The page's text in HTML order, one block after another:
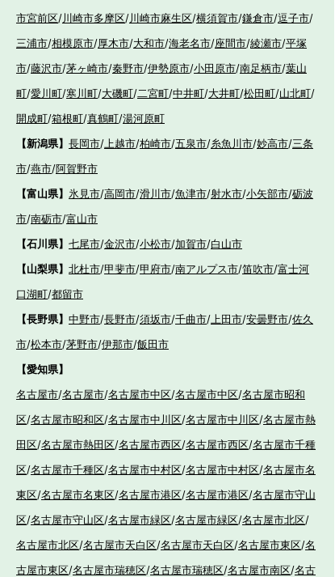
市宮前区/川崎市多摩区/川崎市麻生区/横須賀市/鎌倉市/逗子市/
三浦市/相模原市/厚木市/大和市/海老名市/座間市/綾瀬市/平塚
市/藤沢市/茅ヶ崎市/秦野市/伊勢原市/小田原市/南足柄市/葉山
町/愛川町/寒川町/大磯町/二宮町/中井町/大井町/松田町/山北町/
開成町/箱根町/真鶴町/湯河原町
【新潟県】 長岡市/ 上越市/柏崎市/五泉市/糸魚川市/妙高市/三条
市/燕市/阿賀野市
【富山県】 氷見市/高岡市/滑川市/魚津市/射水市/小矢部市/砺波
市/南砺市/富山市
【石川県】 七尾市/金沢市/小松市/加賀市/白山市
【山梨県】 北杜市/甲斐市/甲府市/南アルプス市/笛吹市/富士河
口湖町/都留市
【長野県】 中野市/長野市/須坂市/千曲市/ 上田市/安曇野市/佐久
市/松本市/茅野市/伊那市/飯田市
【愛知県】
名古屋市/名古屋市/名古屋市中区/名古屋市中区/名古屋市昭和
区/名古屋市昭和区/名古屋市中川区/名古屋市中川区/名古屋市熱
田区/名古屋市熱田区/名古屋市西区/名古屋市西区/名古屋市千種
区/名古屋市千種区/名古屋市中村区/名古屋市中村区/名古屋市名
東区/名古屋市名東区/名古屋市港区/名古屋市港区/名古屋市守山
区/名古屋市守山区/名古屋市緑区/名古屋市緑区/名古屋市北区/
名古屋市北区/名古屋市天白区/名古屋市天白区/名古屋市東区/名
古屋市東区/名古屋市瑞穂区/名古屋市瑞穂区/名古屋市南区/名古